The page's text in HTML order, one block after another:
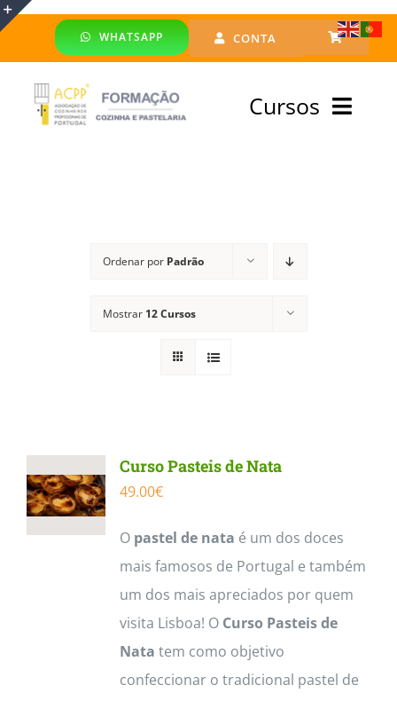
Skip
WHATSAPP CONTA
Cursos
Financiado
Ordenar por Padrão
Mostrar 12 Cursos
Curso Pasteis de Nata
49.00€
O pastel de nata é um dos doces
mais famosos de Portugal e também
um dos mais apreciados por quem
visita Lisboa! O Curso Pasteis de
Nata tem como objetivo
confeccionar o tradicional pastel de